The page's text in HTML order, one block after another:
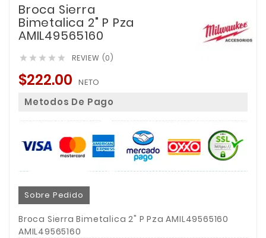
Broca Sierra
Bimetalica 2" P Pza
AMIL49565160
     REVIEW (0)
$222.00 NETO
Metodos De Pago
Sobre Pedido
Broca Sierra Bimetalica 2" P Pza AMIL49565160
AMIL49565160